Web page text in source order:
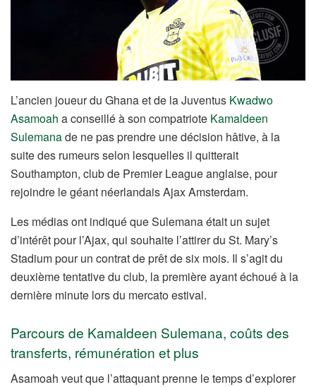
L’ancien joueur du Ghana et de la Juventus Kwadwo
Asamoah a conseillé à son compatriote Kamaldeen
Sulemanade ne pas prendre une décision hâtive, à la
suite des rumeurs selon lesquelles il quitterait
Southampton, club de Premier League anglaise, pour
rejoindre le géant néerlandais Ajax Amsterdam.
Les médias ont indiqué que Sulemana était un sujet
d’intérêt pour l’Ajax, qui souhaite l’attirer du St. Mary’s
Stadium pour un contrat de prêt de six mois. Il s’agit du
deuxième tentative du club, la première ayant échoué à la
dernière minute lors du mercato estival.
Parcours de Kamaldeen Sulemana, coûts des
transferts, rémunération et plus
Asamoah veut que l’attaquant prenne le temps d’explorer